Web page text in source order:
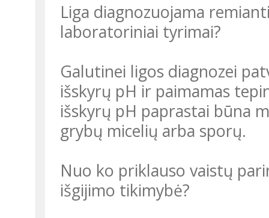
Liga diagnozuojama
laboratoriniai tyrimai?
Galutinei ligos diagnozei
išskyrų pH ir paimamas
išskyrų pH paprastai būna
grybų micelių arba sporų.
Nuo ko priklauso vaistų
išgijimo tikimybė?